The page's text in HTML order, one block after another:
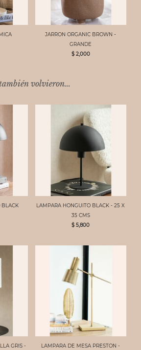
JARRON ORGANIC BROWN -
GRANDE
$ 2,000
volvieron...
BLACK
LAMPARA HONGUITO BLACK - 25 X
35 CMS
$ 5,800
GRIS -
LAMPARA DE MESA PRESTON -